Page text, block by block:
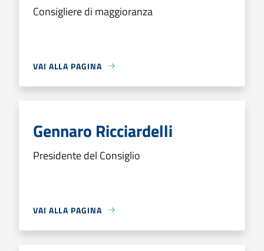
Consigliere di maggioranza
VAI ALLA PAGINA
Gennaro Ricciardelli
Presidente del Consiglio
VAI ALLA PAGINA